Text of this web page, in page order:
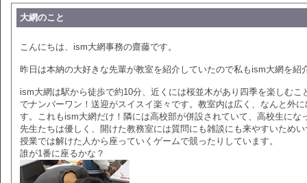
大網のこと
こんにちは、ism大網事務の齋藤です。
昨日は本納の大好きな先輩が教室を紹介していたので私もism大網を紹
ism大網は駅から徒歩で約10分、近くには桜並木があり四季を楽しむ
でナンバーワン！送迎がスイスイ楽々です。教室内は広く、なんと外
す。これもism大網だけ！隣には高校部が併設されていて、高校生にな
先生たちは優しく、開けた教務室には質問にも雑談にも来やすいため
授業では解けた人から座っていくゲームで競ったりしています。
誰が1番に座るかな？